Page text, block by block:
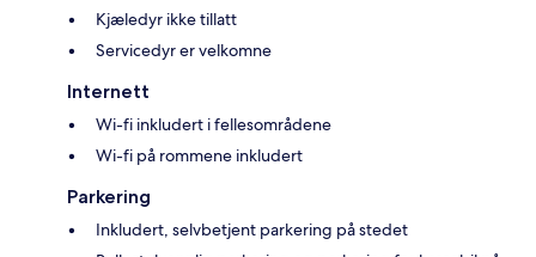
Kjæledyr ikke tillatt
Servicedyr er velkomne
Internett
Wi-fi inkludert i fellesområdene
Wi-fi på rommene inkludert
Parkering
Inkludert, selvbetjent parkering på stedet